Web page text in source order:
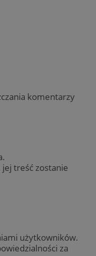
komentarzy
treść zostanie
użytkowników.
za